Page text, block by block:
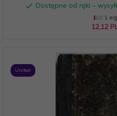
Dostępne od ręki –
1
12,12
Unikat